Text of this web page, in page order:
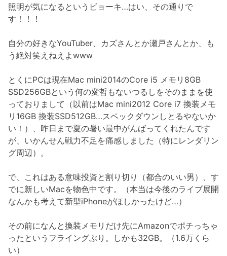
照明が気になるというビョーキ…はい、その通りで
す！！！
自分の好きなYouTuber、カズさんとか瀬戸さんとか、も
う絶対笑えねえよwww
とくにPCは現在Mac mini2014のCore i5 メモリ8GB
SSD256GBという何の変哲もないつるしをそのままを使
っておりまして（以前はMac mini2012 Core i7 換装メモ
リ16GB 換装SSD512GB…スペックダウンしとるやないか
い！）、昨日まで夏の暑い最中がんばってくれたんです
が、いかんせん戦力不足を痛感しました（特にレンダリン
グ周辺）。
で、これはある意味投資と割り切り（都合のいい男）、す
でに新しいMacを物色中です。（本当は今後のライブ展開
なんかも考えて新型iPhoneがほしかったけど…）
その前になんと換装メモリだけ先にAmazonでポチっちゃ
ったというフライングぶり。しかも32GB。（1.6万くら
い）